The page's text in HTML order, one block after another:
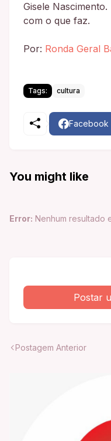
Gisele
com o que faz.
Por: Ronda Geral
Tags: cultura
Facebook
You might like
Error: Nenhum resultado
Postar
Postagem Anterior